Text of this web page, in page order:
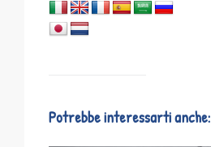
Potrebbe interessarti anche: